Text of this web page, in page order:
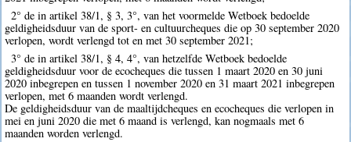
2° de in artikel 38/1, § 3, 3°, van het voormelde Wetboek bedoelde
geldigheidsduur van de sport- en cultuurcheques die op 30 september 2020
verlopen, wordt verlengd tot en met 30 september 2021;
3° de in artikel 38/1, § 4, 4°, van hetzelfde Wetboek bedoelde
geldigheidsduur voor de ecocheques die tussen 1 maart 2020 en 30 juni
2020 inbegrepen en tussen 1 november 2020 en 31 maart 2021 inbegrepen
verlopen, met 6 maanden wordt verlengd.
De geldigheidsduur van de maaltijdcheques en ecocheques die verlopen in
mei en juni 2020 die met 6 maand is verlengd, kan nogmaals met 6
maanden worden verlengd.